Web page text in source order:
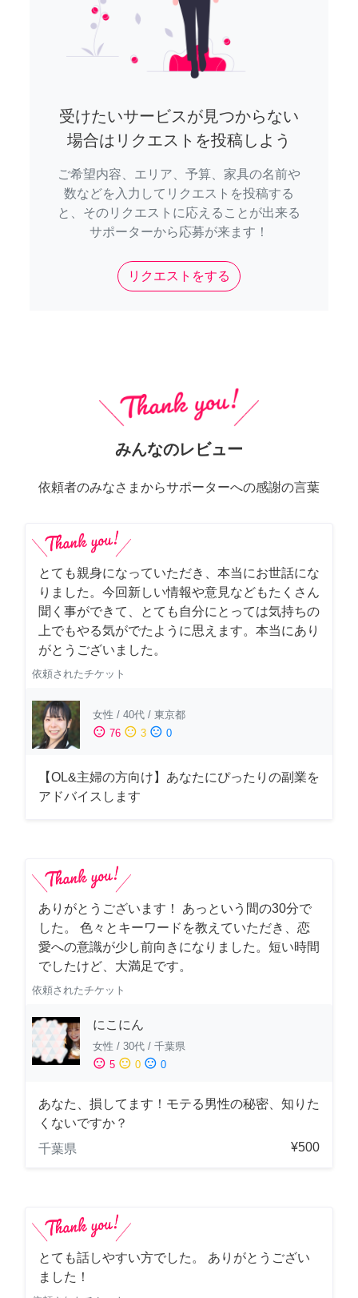
受けたいサービスが見つからない
場合はリクエストを投稿しよう
ご希望内容、エリア、予算、家具の名前や
数などを入力してリクエストを投稿する
と、そのリクエストに応えることが出来る
サポーターから応募が来ます！
リクエストをする
みんなのレビュー
依頼者のみなさまからサポーターへの感謝の言葉
とても親身になっていただき、本当にお世話にな
りました。今回新しい情報や意見などもたくさん
聞く事ができて、とても自分にとっては気持ちの
上でもやる気がでたように思えます。本当にあり
がとうございました。
依頼されたチケット
女性 / 40代 / 東京都
sentiment_satisfied 76 sentiment_neutral 3 sentiment_dissatisfied 0
【OL&主婦の方向け】あなたにぴったりの副業を
アドバイスします
ありがとうございます！ あっという間の30分で
した。 色々とキーワードを教えていただき、恋
愛への意識が少し前向きになりました。短い時間
でしたけど、大満足です。
依頼されたチケット
にこにん
女性 / 30代 / 千葉県
sentiment_satisfied 5 sentiment_neutral 0 sentiment_dissatisfied 0
あなた、損してます！モテる男性の秘密、知りた
くないですか？
千葉県
¥500
とても話しやすい方でした。 ありがとうござい
ました！